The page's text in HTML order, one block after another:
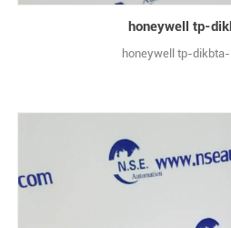
honeywell tp-